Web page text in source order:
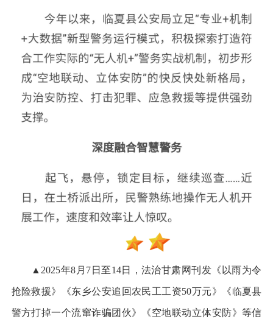
▲2025年8月7日至14日，法治甘肃网刊发《以雨为令
抢险救援》《东乡公安追回农民工工资50万元》《临夏县
警方打掉一个流窜诈骗团伙》《空地联动立体安防》等信